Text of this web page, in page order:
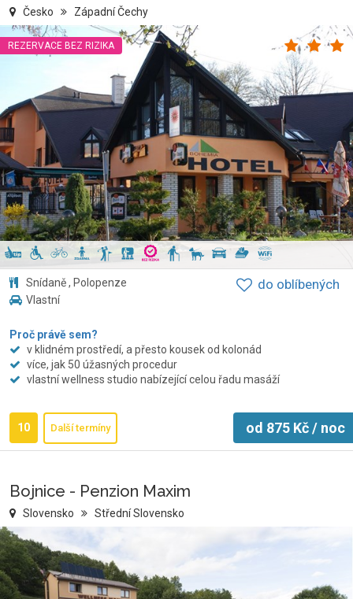
Česko Západní Čechy
REZERVACE BEZ RIZIKA
Snídaně , Polopenze
Vlastní
Proč právě sem?
v klidném prostředí, a přesto kousek od kolonád
více, jak 50 úžasných procedur
vlastní wellness studio nabízející celou řadu masáží
10 Další termíny od 875 Kč/ noc
do oblíbených
Bojnice - Penzion Maxim
Slovensko Střední Slovensko